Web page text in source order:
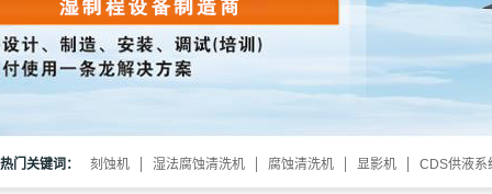
热门关键词： 刻蚀机 湿法腐蚀清洗机 腐蚀清洗机 显影机 CDS供液系